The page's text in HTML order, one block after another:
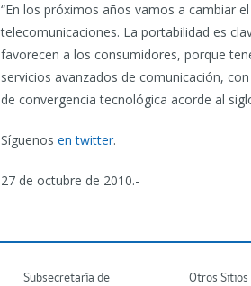
“En los próximos años vamos a cambiar
telecomunicaciones. La portabilidad es
favorecen a los consumidores, porque
servicios avanzados de comunicación,
de convergencia tecnológica acorde al
Síguenos en twitter.
27 de octubre de 2010.-
Subsecretaría de
Otros